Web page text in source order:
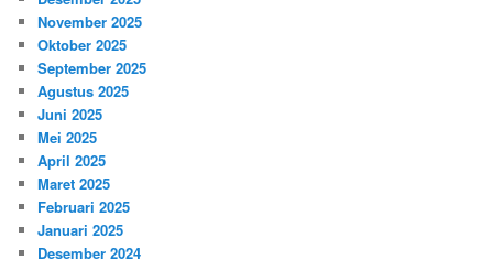
November 2025
Oktober 2025
September 2025
Agustus 2025
Juni 2025
Mei 2025
April 2025
Maret 2025
Februari 2025
Januari 2025
Desember 2024